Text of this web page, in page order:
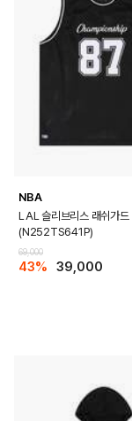
NBA
LAL 슬리브리스 래쉬가드
(N252TS641P)
69,000
43% 39,000